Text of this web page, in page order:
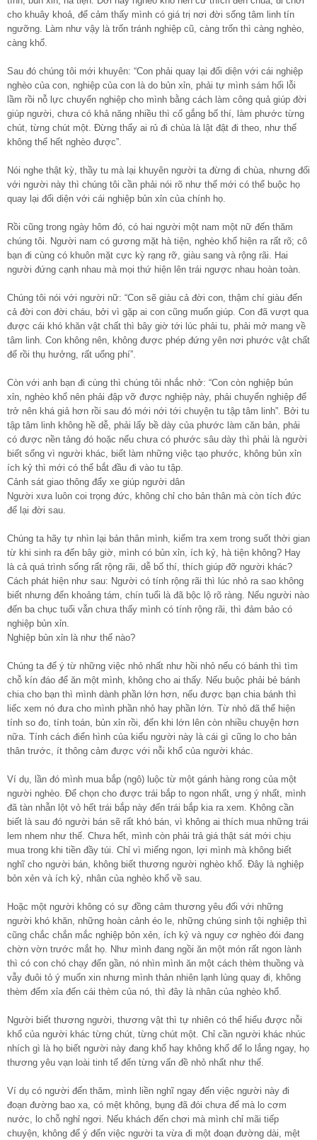
cho khuây khoả, để cảm thấy mình có giá trị nơi đời sống tâm linh tín
ngưỡng. Làm như vậy là trốn tránh nghiệp cũ, càng trốn thì càng nghèo,
càng khổ.
Sau đó chúng tôi mới khuyên: “Con phải quay lại đối diện với cái nghiệp
nghèo của con, nghiệp của con là do bủn xỉn, phải tự mình sám hối lỗi
lầm rồi nỗ lực chuyển nghiệp cho mình bằng cách làm công quả giúp đời
giúp người, chưa có khả năng nhiều thì cố gắng bố thí, làm phước từng
chút, từng chút một. Đừng thấy ai rủ đi chùa là lật đật đi theo, như thế
không thể hết nghèo được”.
Nói nghe thật kỳ, thầy tu mà lại khuyên người ta đừng đi chùa, nhưng đối
với người này thì chúng tôi cần phải nói rõ như thế mới có thể buộc họ
quay lại đối diện với cái nghiệp bủn xỉn của chính họ.
Rồi cũng trong ngày hôm đó, có hai người một nam một nữ đến thăm
chúng tôi. Người nam có gương mặt hà tiện, nghèo khổ hiện ra rất rõ; cô
bạn đi cùng có khuôn mặt cực kỳ rạng rỡ, giàu sang và rộng rãi. Hai
người đứng cạnh nhau mà mọi thứ hiện lên trái ngược nhau hoàn toàn.
Chúng tôi nói với người nữ: “Con sẽ giàu cả đời con, thậm chí giàu đến
cả đời con đời cháu, bởi vì gặp ai con cũng muốn giúp. Con đã vượt qua
được cái khó khăn vật chất thì bây giờ tới lúc phải tu, phải mở mang về
tâm linh. Con không nên, không được phép đứng yên nơi phước vật chất
để rồi thụ hưởng, rất uổng phí”.
Còn với anh bạn đi cùng thì chúng tôi nhắc nhở: “Con còn nghiệp bủn
xỉn, nghèo khổ nên phải đập vỡ được nghiệp này, phải chuyển nghiệp để
trở nên khá giả hơn rồi sau đó mới nới tới chuyện tu tập tâm linh”. Bởi tu
tập tâm linh không hề dễ, phải lấy bề dày của phước làm căn bản, phải
có được nền tảng đó hoặc nếu chưa có phước sâu dày thì phải là người
biết sống vì người khác, biết làm những việc tạo phước, không bủn xỉn
ích kỷ thì mới có thể bắt đầu đi vào tu tập.
Cảnh sát giao thông đẩy xe giúp người dân
Người xưa luôn coi trọng đức, không chỉ cho bản thân mà còn tích đức
để lại đời sau.
Chúng ta hãy tự nhìn lại bản thân mình, kiểm tra xem trong suốt thời gian
từ khi sinh ra đến bây giờ, mình có bủn xỉn, ích kỷ, hà tiện không? Hay
là cả quá trình sống rất rộng rãi, dễ bố thí, thích giúp đỡ người khác?
Cách phát hiện như sau: Người có tính rộng rãi thì lúc nhỏ ra sao không
biết nhưng đến khoảng tám, chín tuổi là đã bộc lộ rõ ràng. Nếu người nào
đến ba chục tuổi vẫn chưa thấy mình có tính rộng rãi, thì đảm bảo có
nghiệp bủn xỉn.
Nghiệp bủn xỉn là như thế nào?
Chúng ta để ý từ những việc nhỏ nhất như hồi nhỏ nếu có bánh thì tìm
chỗ kín đáo để ăn một mình, không cho ai thấy. Nếu buộc phải bẻ bánh
chia cho bạn thì mình dành phần lớn hơn, nếu được bạn chia bánh thì
liếc xem nó đưa cho mình phần nhỏ hay phần lớn. Từ nhỏ đã thể hiện
tính so đo, tính toán, bủn xỉn rồi, đến khi lớn lên còn nhiều chuyện hơn
nữa. Tính cách điển hình của kiểu người này là cái gì cũng lo cho bản
thân trước, ít thông cảm được với nỗi khổ của người khác.
Ví dụ, lần đó mình mua bắp (ngô) luộc từ một gánh hàng rong của một
người nghèo. Để chọn cho được trái bắp to ngon nhất, ưng ý nhất, mình
đã tàn nhẫn lột vỏ hết trái bắp này đến trái bắp kia ra xem. Không cần
biết là sau đó người bán sẽ rất khó bán, vì không ai thích mua những trái
lem nhem như thế. Chưa hết, mình còn phải trả giá thật sát mới chịu
mua trong khi tiền đầy túi. Chỉ vì miếng ngon, lợi mình mà không biết
nghĩ cho người bán, không biết thương người nghèo khổ. Đây là nghiệp
bỏn xẻn và ích kỷ, nhân của nghèo khổ về sau.
Hoặc một người không có sự đồng cảm thương yêu đối với những
người khó khăn, những hoàn cảnh éo le, những chúng sinh tội nghiệp thì
cũng chắc chắn mắc nghiệp bỏn xẻn, ích kỷ và nguy cơ nghèo đói đang
chờn vờn trước mắt họ. Như mình đang ngồi ăn một món rất ngon lành
thì có con chó chạy đến gần, nó nhìn mình ăn một cách thèm thuồng và
vẫy đuôi tỏ ý muốn xin nhưng mình thản nhiên lạnh lùng quay đi, không
thèm đếm xỉa đến cái thèm của nó, thì đây là nhân của nghèo khổ.
Người biết thương người, thương vật thì tự nhiên có thể hiểu được nỗi
khổ của người khác từng chút, từng chút một. Chỉ cần người khác nhúc
nhích gì là họ biết người này đang khổ hay không khổ để lo lắng ngay, họ
thương yêu vạn loài tinh tế đến từng vấn đề nhỏ nhất như thế.
Ví dụ có người đến thăm, mình liền nghĩ ngay đến việc người này đi
đoạn đường bao xa, có mệt không, bụng đã đói chưa để mà lo cơm
nước, lo chỗ nghỉ ngơi. Nếu khách đến chơi mà mình chỉ mãi tiếp
chuyện, không để ý đến việc người ta vừa đi một đoạn đường dài, mệt